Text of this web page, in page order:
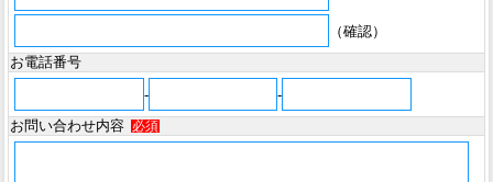
（確認）
お電話番号
-
-
お問い合わせ内容
必須